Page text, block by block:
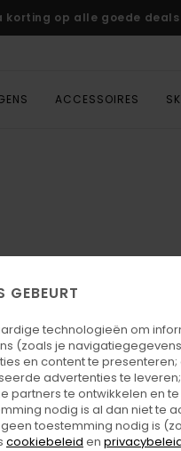
korting op alle goede deals
ACCESSOIRES
GEBEURT
technologieën om
(zoals je
en content te
advertenties te
partners te ontwikkelen en
nodig is al dan niet te
toestemming nodig is
cookiebeleid en